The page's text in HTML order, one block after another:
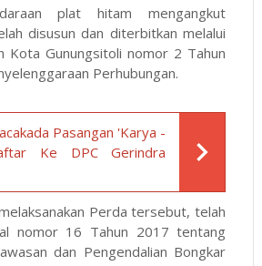
plat hitam mengangkut
disusun dan diterbitkan melalui
Kota Gunungsitoli nomor 2 Tahun
Perhubungan.
Pasangan 'Karya -
Ke DPC Gerindra
Perda tersebut, telah
nomor 16 Tahun 2017 tentang
dan Pengendalian Bongkar